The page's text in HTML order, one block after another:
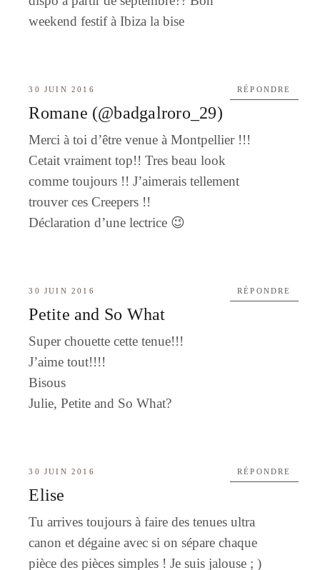
weekend festif à Ibiza la bise
30 JUIN 2016
Romane (@badgalroro_29)
Merci à toi d’être venue à Montpellier !!!
Cetait vraiment top!! Tres beau look
comme toujours !! J’aimerais tellement
trouver ces Creepers !!
Déclaration d’une lectrice 😉
RÉPONDRE
30 JUIN 2016
Petite and So What
Super chouette cette tenue!!!
J’aime tout!!!!
Bisous
Julie, Petite and So What?
RÉPONDRE
30 JUIN 2016
Elise
Tu arrives toujours à faire des tenues ultra
canon et dégaine avec si on sépare chaque
pièce des pièces simples ! Je suis jalouse ; )
RÉPONDRE